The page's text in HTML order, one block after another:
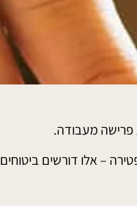
פרישה מעבודה.
– אלו דורשים ביטוחים